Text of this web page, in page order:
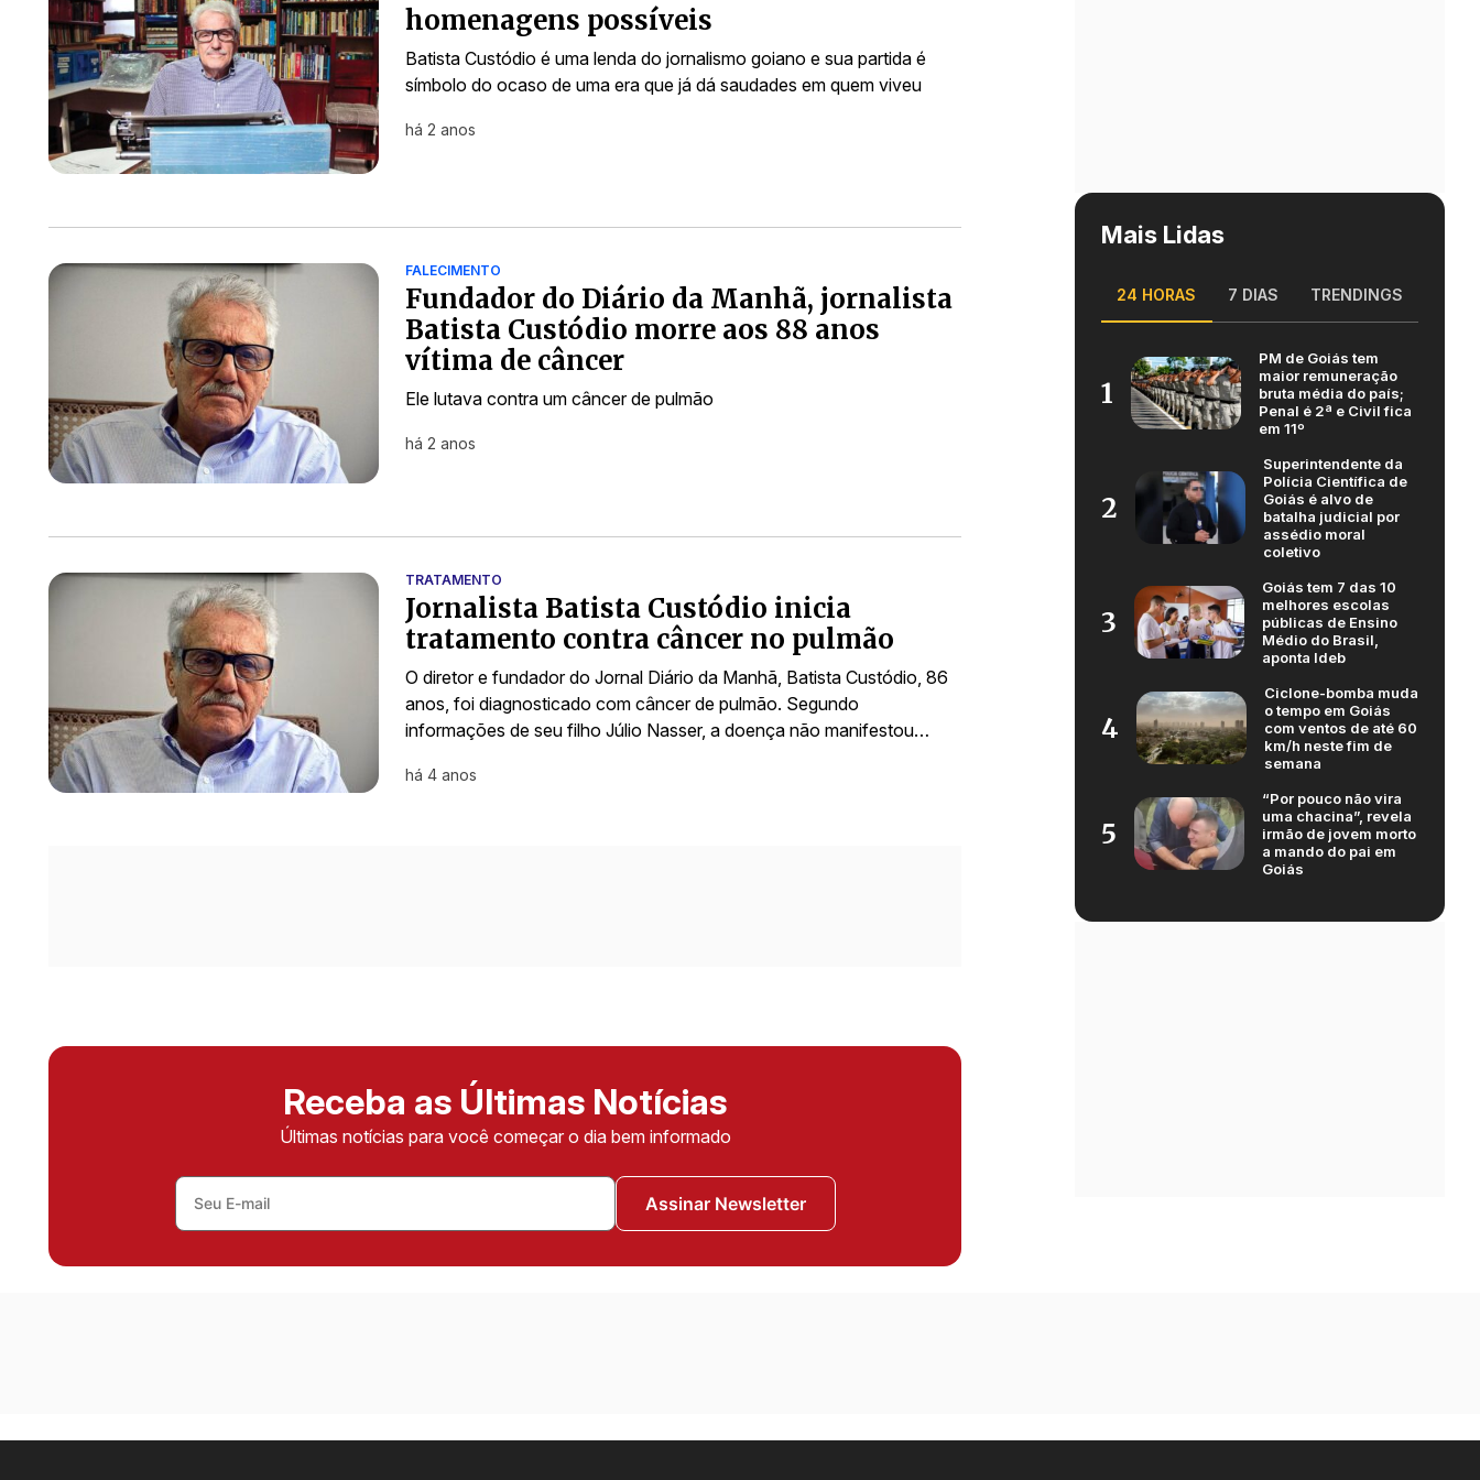
homenagens possíveis
Batista Custódio é uma lenda do jornalismo goiano e sua partida é
símbolo do ocaso de uma era que já dá saudades em quem viveu
há 2 anos
FALECIMENTO
Fundador do Diário da Manhã, jornalista
Batista Custódio morre aos 88 anos
vítima de câncer
Ele lutava contra um câncer de pulmão
há 2 anos
TRATAMENTO
Jornalista Batista Custódio inicia
tratamento contra câncer no pulmão
O diretor e fundador do Jornal Diário da Manhã, Batista Custódio, 86
anos, foi diagnosticado com câncer de pulmão. Segundo
informações de seu filho Júlio Nasser, a doença não manifestou…
há 4 anos
Receba as Últimas Notícias
Últimas notícias para você começar o dia bem informado
Assinar Newsletter
Mais Lidas
24 HORAS 7 DIAS TRENDINGS
1
PM de Goiás tem
maior remuneração
bruta média do país;
Penal é 2ª e Civil fica
em 11º
2
Superintendente da
Polícia Científica de
Goiás é alvo de
batalha judicial por
assédio moral
coletivo
3
Goiás tem 7 das 10
melhores escolas
públicas de Ensino
Médio do Brasil,
aponta Ideb
4
Ciclone-bomba muda
o tempo em Goiás
com ventos de até 60
km/h neste fim de
semana
5
“Por pouco não vira
uma chacina”, revela
irmão de jovem morto
a mando do pai em
Goiás